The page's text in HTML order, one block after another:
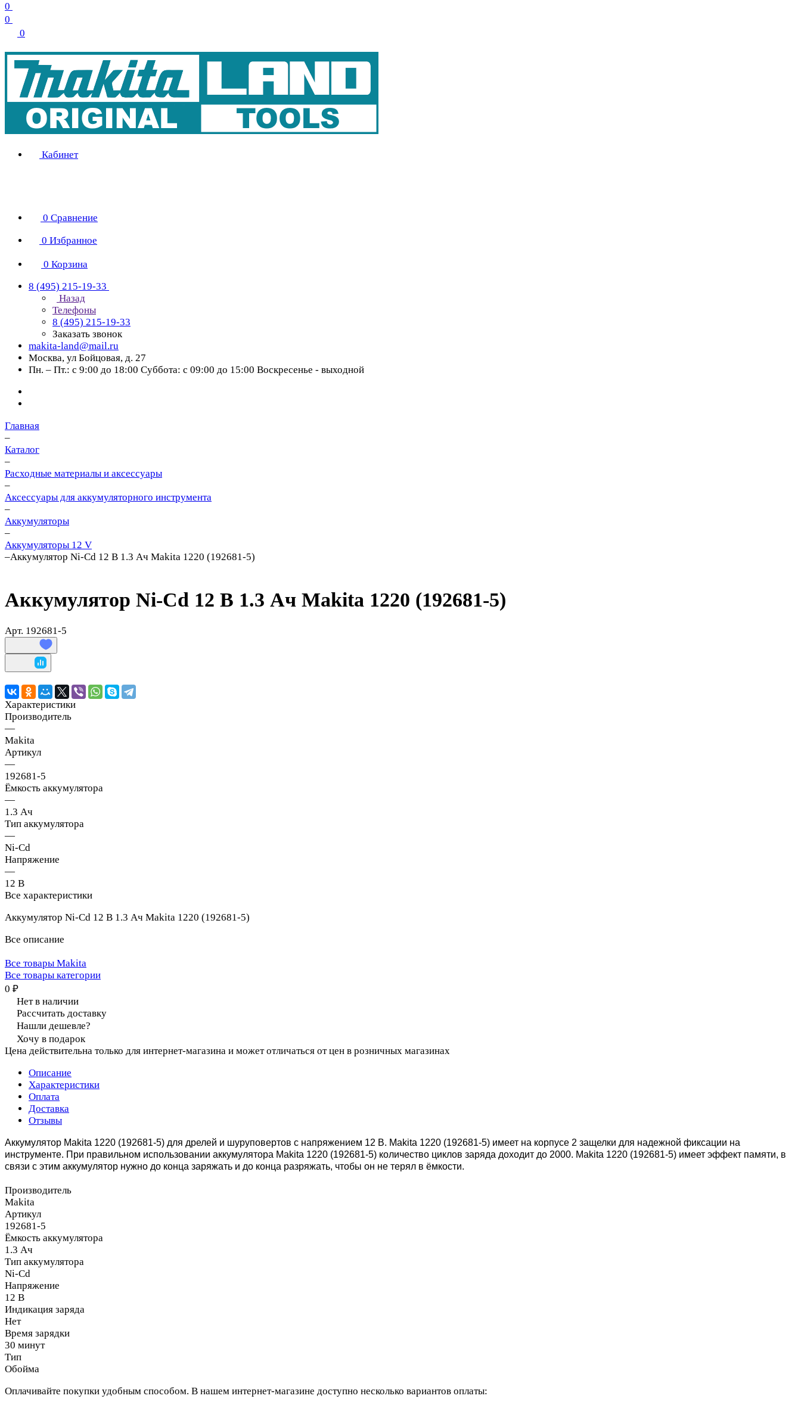
0
0
0
Кабинет
0 Сравнение
0 Избранное
0 Корзина
8 (495) 215-19-33
Назад
Телефоны
8 (495) 215-19-33
Заказать звонок
makita-land@mail.ru
Москва, ул Бойцовая, д. 27
Пн. – Пт.: с 9:00 до 18:00 Суббота: с 09:00 до 15:00 Воскресенье - выходной
Главная
–
Каталог
–
Расходные материалы и аксессуары
–
Аксессуары для аккумуляторного инструмента
–
Aккумуляторы
–
Аккумуляторы 12 V
–Аккумулятор Ni-Cd 12 В 1.3 Ач Makita 1220 (192681-5)
Аккумулятор Ni-Cd 12 В 1.3 Ач Makita 1220 (192681-5)
Арт. 192681-5
Характеристики
Производитель
—
Makita
Артикул
—
192681-5
Ёмкость аккумулятора
—
1.3 Ач
Тип аккумулятора
—
Ni-Cd
Напряжение
—
12 В
Все характеристики
Аккумулятор Ni-Cd 12 В 1.3 Ач Makita 1220 (192681-5)
Все описание
Все товары Makita
Все товары категории
0 ₽
Нет в наличии
Рассчитать доставку
Нашли дешевле?
Хочу в подарок
Цена действительна только для интернет-магазина и может отличаться от цен в розничных магазинах
Описание
Характеристики
Оплата
Доставка
Отзывы
Аккумулятор Makita 1220 (192681-5) для дрелей и шуруповертов с напряжением 12 В. Makita 1220 (192681-5) имеет на корпусе 2 защелки для надежной фиксации на
инструменте. При правильном использовании аккумулятора Makita 1220 (192681-5) количество циклов заряда доходит до 2000. Makita 1220 (192681-5) имеет эффект памяти, в
связи с этим аккумулятор нужно до конца заряжать и до конца разряжать, чтобы он не терял в ёмкости.
Производитель
Makita
Артикул
192681-5
Ёмкость аккумулятора
1.3 Ач
Тип аккумулятора
Ni-Cd
Напряжение
12 В
Индикация заряда
Нет
Время зарядки
30 минут
Тип
Обойма
Оплачивайте покупки удобным способом. В нашем интернет-магазине доступно несколько вариантов оплаты: